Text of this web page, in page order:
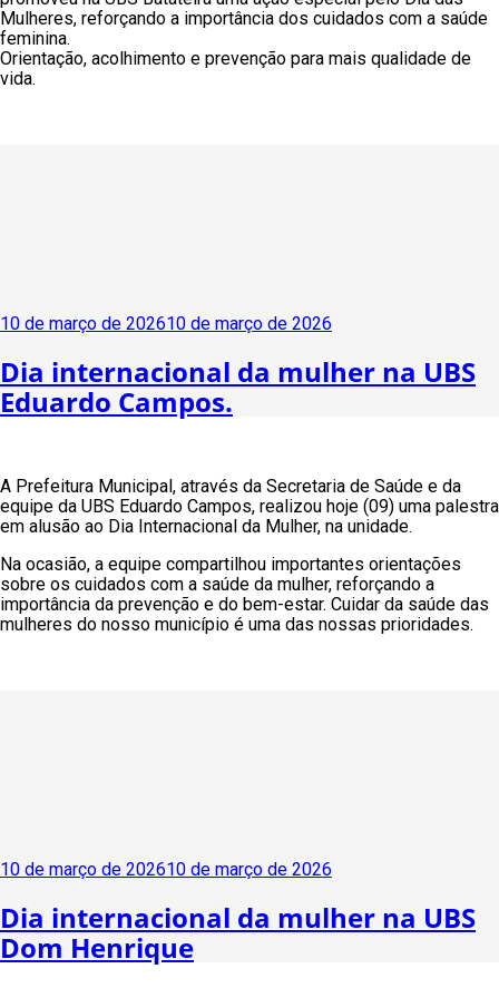
Mulheres, reforçando a importância dos cuidados com a saúde
feminina.
Orientação, acolhimento e prevenção para mais qualidade de
vida.
Publicado
10 de março de 202610 de março de 2026
Dia internacional da mulher na UBS
Eduardo Campos.
A Prefeitura Municipal, através da Secretaria de Saúde e da
equipe da UBS Eduardo Campos, realizou hoje (09) uma palestra
em alusão ao Dia Internacional da Mulher, na unidade.
Na ocasião, a equipe compartilhou importantes orientações
sobre os cuidados com a saúde da mulher, reforçando a
importância da prevenção e do bem-estar. Cuidar da saúde das
mulheres do nosso município é uma das nossas prioridades.
Publicado
10 de março de 202610 de março de 2026
Dia internacional da mulher na UBS
Dom Henrique